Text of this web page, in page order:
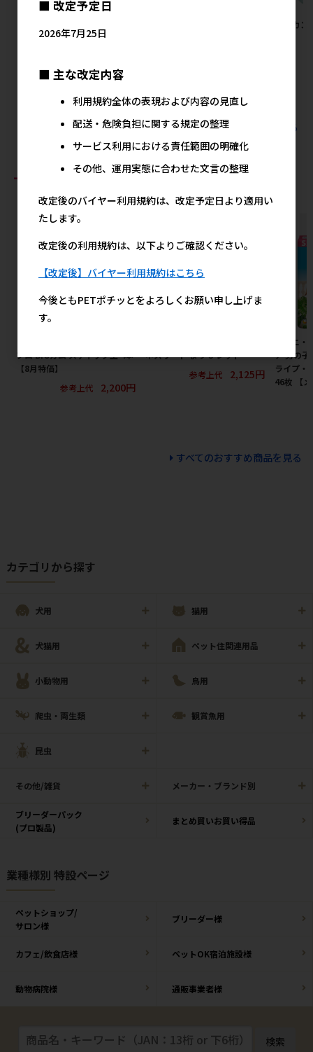
グルメ 乾燥ミルワーム
メーカー希望小売価格
1,740円 1,380円
[マルカ
すべてのマルカンの人気商品を見る
おすすめ商品
プロ BIGガム スティック型 4本
【8月特価】
参考上代
2,200円
ネスリード まり S レッド
参考上代
2,125円
［ユニ
ア 男の子
ライプ・
46枚 【
すべてのおすすめ商品を見る
カテゴリから探す
犬用 猫用
犬猫用 ペット住関連用品
小動物用 鳥用
爬虫・両生類 観賞魚用
昆虫
その他/雑貨 メーカー・ブランド別
ブリーダーパック
(プロ製品)
まとめ買いお買い得品
業種様別 特設ページ
ペットショップ/
サロン様
ブリーダー様
カフェ/飲食店様 ペットOK宿泊施設様
動物病院様 通販事業者様
検索
■ 改定予定日
2026年7月25日
■ 主な改定内容
利用規約全体の表現および内容の見直し
配送・危険負担に関する規定の整理
サービス利用における責任範囲の明確化
その他、運用実態に合わせた文言の整理
改定後のバイヤー利用規約は、改定予定日より適用い
たします。
改定後の利用規約は、以下よりご確認ください。
【改定後】バイヤー利用規約はこちら
今後ともPETポチッとをよろしくお願い申し上げま
す。